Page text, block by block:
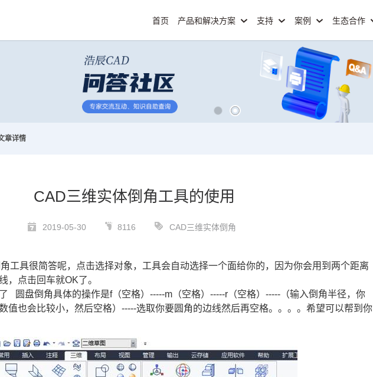
首页 产品和解决方案 支持 案例 生态合作
章详情
CAD三维实体倒角工具的使用
2019-05-30 8116 CAD三维实体倒角
工具很简答呢，点击选择对象，工具会自动选择一个面给你的，因为你会用到两个距离
，点击回车就OK了。
圆盘倒角具体的操作是f（空格）-----m（空格）-----r（空格）-----（输入倒角半径，你
值也会比较小，然后空格）-----选取你要圆角的边线然后再空格。。。。希望可以帮到你